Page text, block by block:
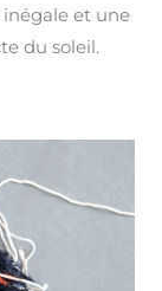
et une
du soleil.